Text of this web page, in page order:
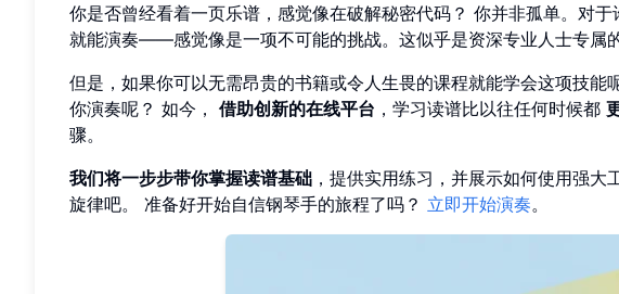
你是否曾经看着一页乐谱，感觉像在破解秘密代码？ 你并非孤单。对
就能演奏——感觉像是一项不可能的挑战。这似乎是资深专业人士专属
但是，如果你可以无需昂贵的书籍或令人生畏的课程就能学会这项技
你演奏呢？ 如今， 借助创新的在线平台 ，学习读谱比以往任何时候都
骤。
我们将一步步带你掌握读谱基础 ，提供实用练习，并展示如何使用强
旋律吧。 准备好开始自信钢琴手的旅程了吗？ 立即开始演奏。